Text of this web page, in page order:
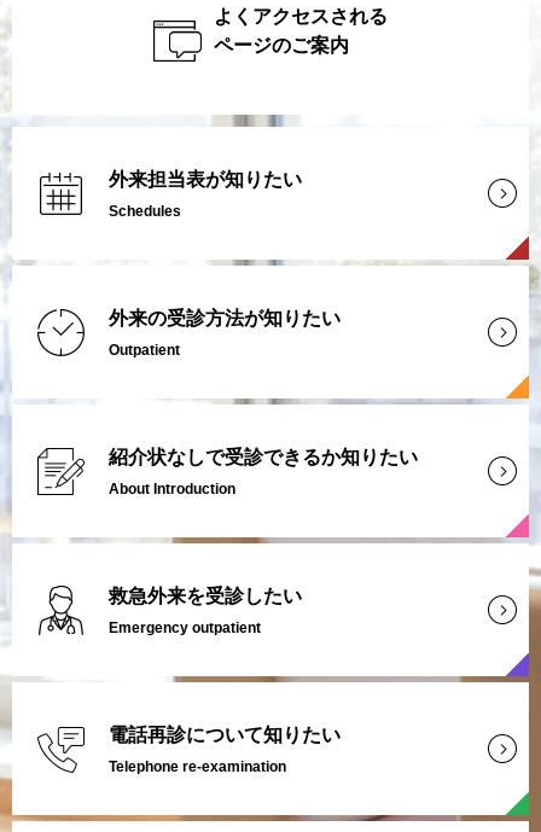
よくアクセスされる
ページのご案内
外来担当表が知りたい
Schedules
外来の受診方法が知りたい
Outpatient
紹介状なしで受診できるか知りたい
About Introduction
救急外来を受診したい
Emergency outpatient
電話再診について知りたい
Telephone re-examination